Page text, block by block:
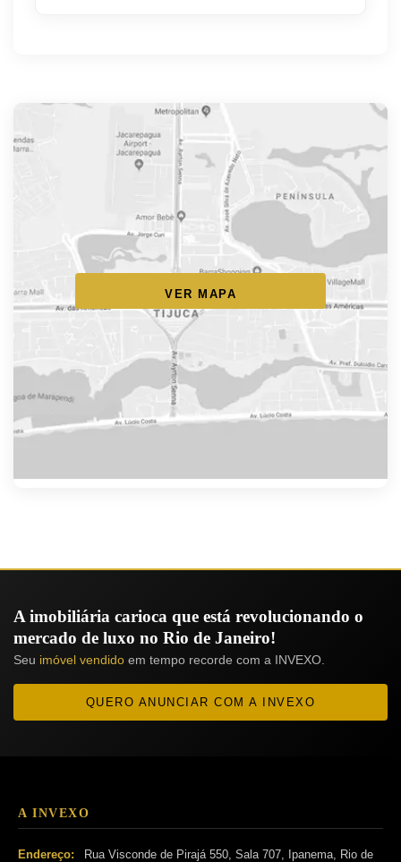
VER MAPA
A imobiliária carioca que está revolucionando o
mercado de luxo no Rio de Janeiro!
Seu imóvel vendido em tempo recorde com a INVEXO.
QUERO ANUNCIAR COM A INVEXO
A INVEXO
Endereço:
Rua Visconde de Pirajá 550, Sala 707, Ipanema, Rio de